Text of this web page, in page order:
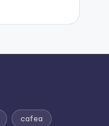
cafea